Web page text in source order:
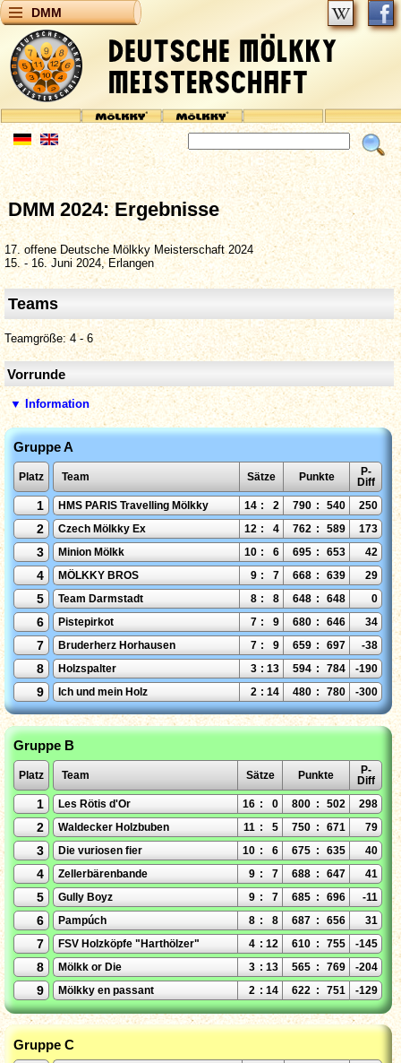
DMM
DMM 2024: Ergebnisse
17. offene Deutsche Mölkky Meisterschaft 2024
15. - 16. Juni 2024, Erlangen
Teams
Teamgröße: 4 - 6
Vorrunde
▼ Information
Gruppe A
Platz Team Sätze Punkte
P-
Diff
1 HMS PARIS Travelling Mölkky 14 : 2 790 : 540 250
2 Czech Mölkky Ex 12 : 4 762 : 589 173
3 Minion Mölkk 10 : 6 695 : 653 42
4 MÖLKKY BROS 9 : 7 668 : 639 29
5 Team Darmstadt 8 : 8 648 : 648 0
6 Pistepirkot 7 : 9 680 : 646 34
7 Bruderherz Horhausen 7 : 9 659 : 697 -38
8 Holzspalter 3 : 13 594 : 784 -190
9 Ich und mein Holz 2 : 14 480 : 780 -300
Gruppe B
Platz Team Sätze Punkte
P-
Diff
1 Les Rötis d'Or 16 : 0 800 : 502 298
2 Waldecker Holzbuben 11 : 5 750 : 671 79
3 Die vuriosen fier 10 : 6 675 : 635 40
4 Zellerbärenbande 9 : 7 688 : 647 41
5 Gully Boyz 9 : 7 685 : 696 -11
6 Pampúch 8 : 8 687 : 656 31
7 FSV Holzköpfe "Harthölzer" 4 : 12 610 : 755 -145
8 Mölkk or Die 3 : 13 565 : 769 -204
9 Mölkky en passant 2 : 14 622 : 751 -129
Gruppe C